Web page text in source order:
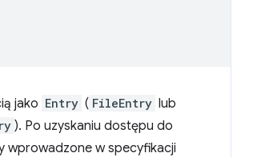
jako Entry ( FileEntry lub
). Po uzyskaniu dostępu do
wprowadzone w specyfikacji